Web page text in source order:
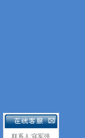
联系人:寇军强